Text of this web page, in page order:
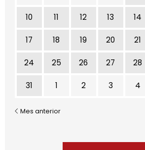
10 11 12 13 14
17 18 19 20 21
24 25 26 27 28
31 1 2 3 4
Mes anterior